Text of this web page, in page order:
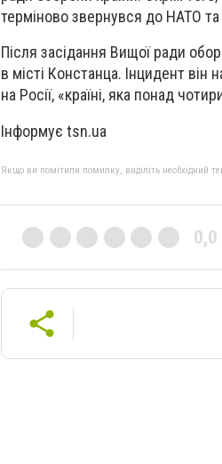
терміново звернувся до НАТО
Після засідання Вищої ради
в місті Констанца. Інцидент він
на Росії, «країні, яка понад
Інформує tsn.ua
Якщо ви помітили помилку, виділіть необхідний
0,0